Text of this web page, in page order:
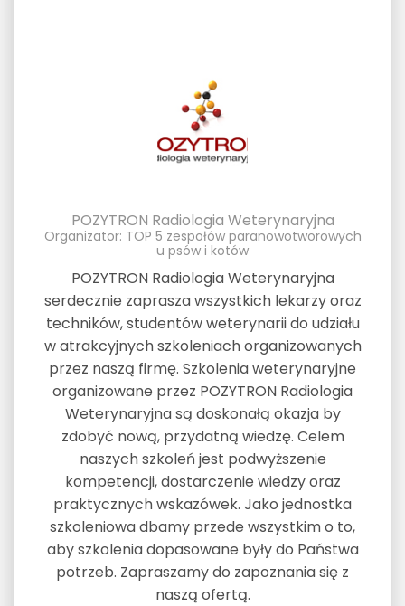
POZYTRON Radiologia Weterynaryjna
Organizator: TOP 5 zespołów paranowotworowych
u psów i kotów
POZYTRON Radiologia Weterynaryjna
serdecznie zaprasza wszystkich lekarzy oraz
techników, studentów weterynarii do udziału
w atrakcyjnych szkoleniach organizowanych
przez naszą firmę. Szkolenia weterynaryjne
organizowane przez POZYTRON Radiologia
Weterynaryjna są doskonałą okazja by
zdobyć nową, przydatną wiedzę. Celem
naszych szkoleń jest podwyższenie
kompetencji, dostarczenie wiedzy oraz
praktycznych wskazówek. Jako jednostka
szkoleniowa dbamy przede wszystkim o to,
aby szkolenia dopasowane były do Państwa
potrzeb. Zapraszamy do zapoznania się z
naszą ofertą.